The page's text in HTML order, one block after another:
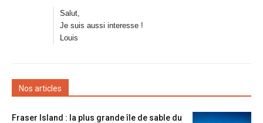
Salut,
Je suis aussi interesse !
Louis
Nos articles
Fraser Island : la plus grande île de sable du